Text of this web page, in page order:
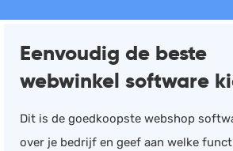
Incasso
Declaraties
Eenvoudig de beste
webwinkel software
Dit is de goedkoopste webshop
over je bedrijf en geef aan welke